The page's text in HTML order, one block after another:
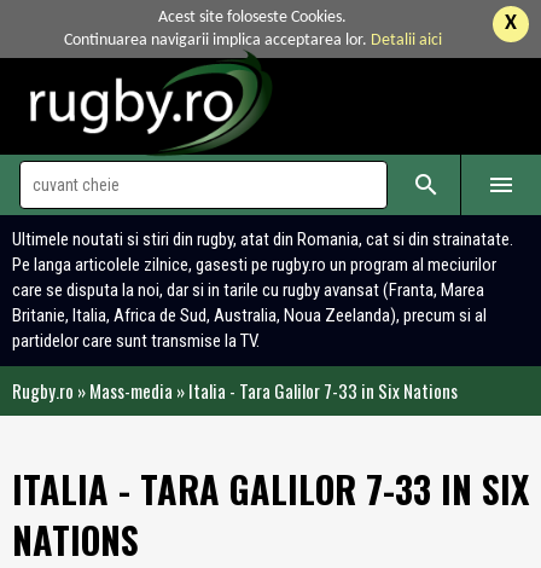
X
Acest site foloseste Cookies.
Continuarea navigarii implica acceptarea lor. Detalii aici
 
Ultimele noutati si stiri din rugby, atat din Romania, cat si din strainatate.
Pe langa articolele zilnice, gasesti pe rugby.ro un program al meciurilor
care se disputa la noi, dar si in tarile cu rugby avansat (Franta, Marea
Britanie, Italia, Africa de Sud, Australia, Noua Zeelanda), precum si al
partidelor care sunt transmise la TV.
Rugby.ro »Mass-media »Italia - Tara Galilor 7-33 in Six Nations
ITALIA - TARA GALILOR 7-33 IN SIX
NATIONS